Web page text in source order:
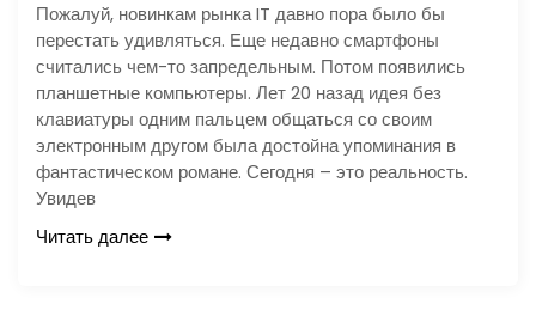
Пожалуй, новинкам рынка IT давно пора было бы
перестать удивляться. Еще недавно смартфоны
считались чем-то запредельным. Потом появились
планшетные компьютеры. Лет 20 назад идея без
клавиатуры одним пальцем общаться со своим
электронным другом была достойна упоминания в
фантастическом романе. Сегодня – это реальность.
Увидев
Читать далее